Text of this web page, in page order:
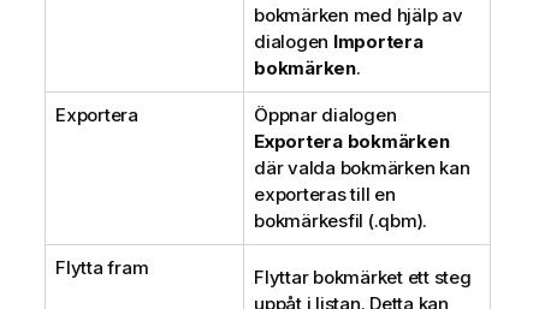
bokmärken med hjälp av
dialogen Importera
bokmärken.
Exportera
Öppnar dialogen
Exportera bokmärken
där valda bokmärken kan
exporteras till en
bokmärkesfil (.qbm).
Flytta fram
Flyttar bokmärket ett steg
uppåt i listan. Detta kan